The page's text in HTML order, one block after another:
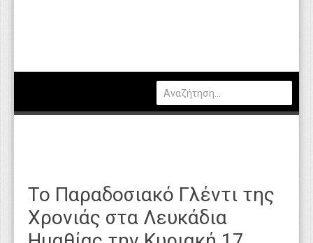
Το Παραδοσιακό Γλέντι της
Χρονιάς στα Λευκάδια
Καιρός
Τεχνολογία
Εκπαίδευση